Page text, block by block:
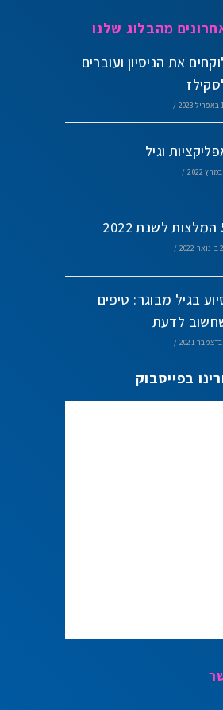
מהבלוג שלנו
את הניסיון ועוברים
/
וגיל
/
/
בגיל מבוגר: טיפים
לדעת
/
בפייסבוק